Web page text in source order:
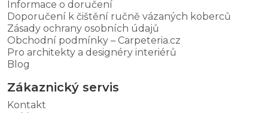
Informace o doručení
Doporučení k čištění ručně vázaných koberců
Zásady ochrany osobních údajů
Obchodní podmínky – Carpeteria.cz
Pro architekty a designéry interiérů
Blog
Zákaznický servis
Kontakt